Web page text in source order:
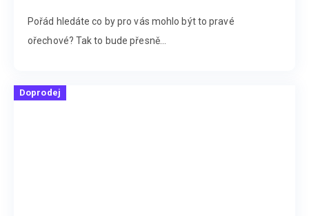
Pořád hledáte co by pro vás mohlo být to pravé
ořechové? Tak to bude přesně...
Doprodej